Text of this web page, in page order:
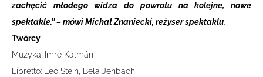
zachęcić młodego widza do powrotu na kolejne, nowe
spektakle.’’ – mówi Michał Znaniecki, reżyser spektaklu.
Twórcy
Muzyka: Imre Kálmán
Libretto: Leo Stein, Bela Jenbach